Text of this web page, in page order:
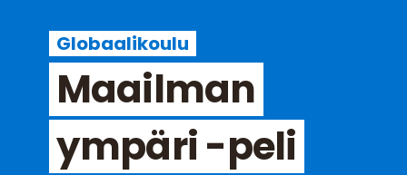
Globaalikoulu
Maailman
ympäri -peli